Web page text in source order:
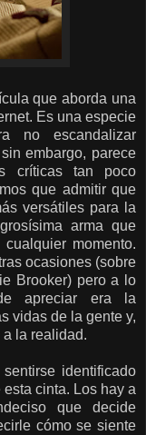
que aborda una
Es una especie
no escandalizar
embargo, parece
críticas tan poco
que admitir que
versátiles para la
arma que
momento.
ocasiones (sobre
Brooker) pero a lo
apreciar era la
vidas de la gente y,
la realidad.
identificado
cinta. Los hay a
que decide
cómo se siente